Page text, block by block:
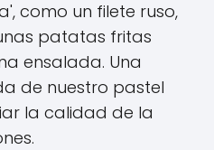
como un filete ruso,
patatas fritas
ensalada. Una
de nuestro pastel
la calidad de la